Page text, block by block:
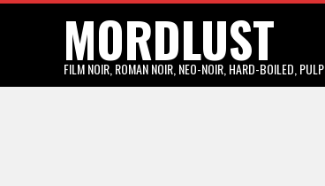
MORDLUST
FILM NOIR, ROMAN NOIR, NEO-NOIR, HARD-BOILED, PULP